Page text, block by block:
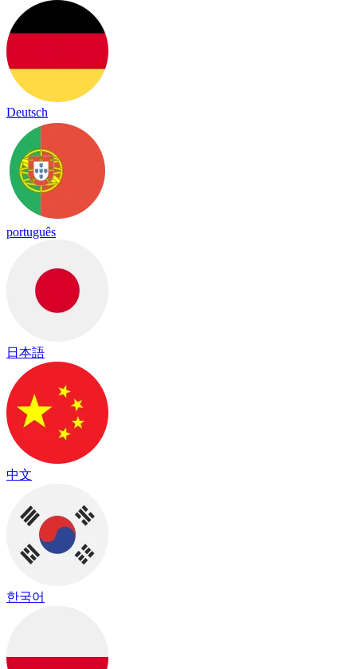
Deutsch
português
日本語
中文
한국어